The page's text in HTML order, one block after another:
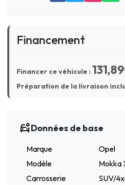
Financement
Financer ce véhicule :
Préparation de la livraison
Données de base
Marque
Opel
Modèle
Mokka
Carrosserie
SUV/